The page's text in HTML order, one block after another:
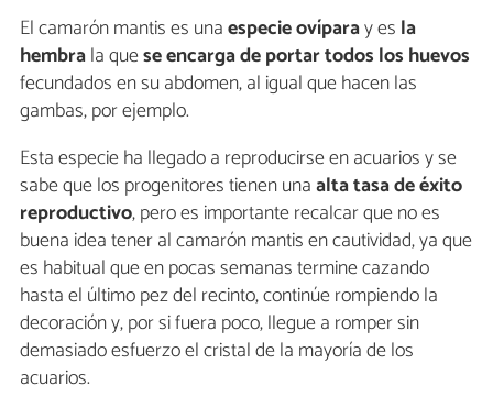
El camarón mantis es unaespecie ovíparay es la
hembrala quese encarga de portar todos los huevos
fecundados en su abdomen, al igual que hacen las
gambas, por ejemplo.
Esta especie ha llegado a reproducirse en acuarios y se
sabe que los progenitores tienen unaalta tasa de éxito
reproductivo, pero es importante recalcar que no es
buena idea tener al camarón mantis en cautividad, ya que
es habitual que en pocas semanas termine cazando
hasta el último pez del recinto, continúe rompiendo la
decoración y, por si fuera poco, llegue a romper sin
demasiado esfuerzo el cristal de la mayoría de los
acuarios.